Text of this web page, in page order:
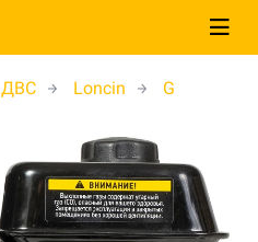
ДВС Loncin G